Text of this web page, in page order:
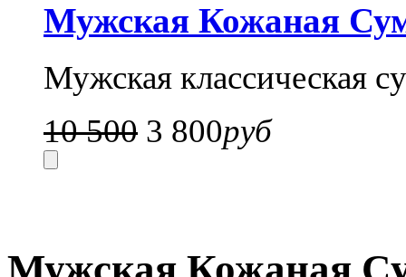
Мужская Кожаная
Мужская классическая
10 500 3 800руб